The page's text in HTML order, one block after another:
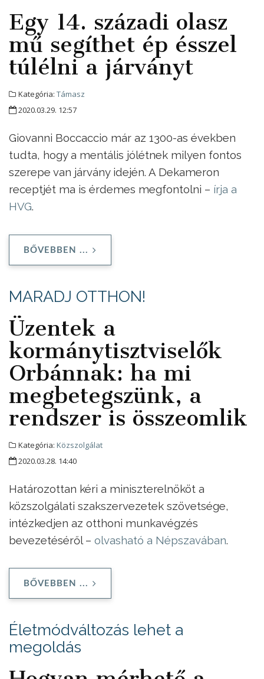
Egy 14. századi olasz
mű segíthet ép ésszel
túlélni a járványt
Kategória: Támasz
2020.03.29. 12:57
Giovanni Boccaccio már az 1300-as években
tudta, hogy a mentális jólétnek milyen fontos
szerepe van járvány idején. A Dekameron
receptjét ma is érdemes megfontolni – írja a
HVG.
BŐVEBBEN ...
MARADJ OTTHON!
Üzentek a
kormánytisztviselők
Orbánnak: ha mi
megbetegszünk, a
rendszer is összeomlik
Kategória: Közszolgálat
2020.03.28. 14:40
Határozottan kéri a miniszterelnököt a
közszolgálati szakszervezetek szövetsége,
intézkedjen az otthoni munkavégzés
bevezetéséről – olvasható a Népszavában.
BŐVEBBEN ...
Életmódváltozás lehet a
megoldás